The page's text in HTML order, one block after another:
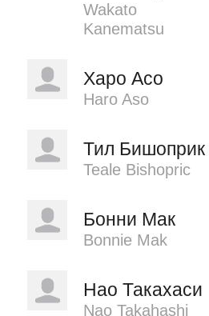
Wakato
Kanematsu
Харо Асо
Haro Aso
Тил Бишоприк
Teale Bishopric
Бонни Мак
Bonnie Mak
Нао Такахаси
Nao Takahashi